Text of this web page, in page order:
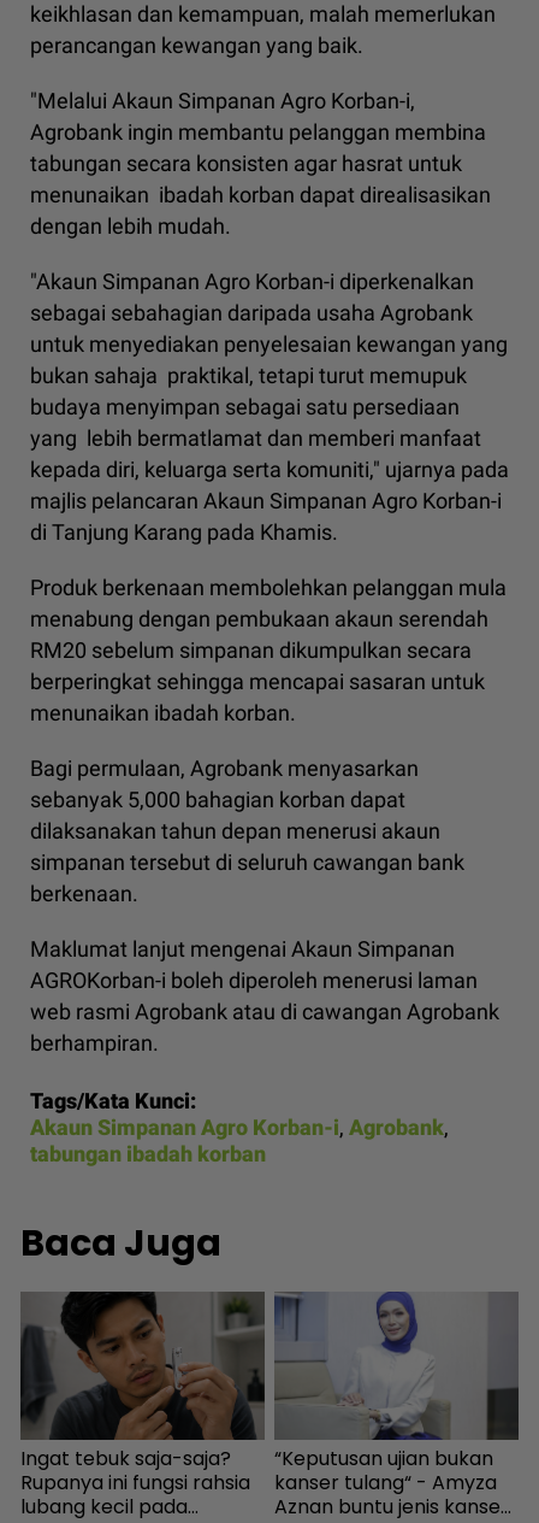
keikhlasan dan kemampuan, malah memerlukan
perancangan kewangan yang baik.
"Melalui Akaun Simpanan Agro Korban-i,
Agrobank ingin membantu pelanggan membina
tabungan secara konsisten agar hasrat untuk
menunaikan ibadah korban dapat direalisasikan
dengan lebih mudah.
"Akaun Simpanan Agro Korban-i diperkenalkan
sebagai sebahagian daripada usaha Agrobank
untuk menyediakan penyelesaian kewangan yang
bukan sahaja praktikal, tetapi turut memupuk
budaya menyimpan sebagai satu persediaan
yang lebih bermatlamat dan memberi manfaat
kepada diri, keluarga serta komuniti," ujarnya pada
majlis pelancaran Akaun Simpanan Agro Korban-i
di Tanjung Karang pada Khamis.
Produk berkenaan membolehkan pelanggan mula
menabung dengan pembukaan akaun serendah
RM20 sebelum simpanan dikumpulkan secara
berperingkat sehingga mencapai sasaran untuk
menunaikan ibadah korban.
Bagi permulaan, Agrobank menyasarkan
sebanyak 5,000 bahagian korban dapat
dilaksanakan tahun depan menerusi akaun
simpanan tersebut di seluruh cawangan bank
berkenaan.
Maklumat lanjut mengenai Akaun Simpanan
AGROKorban-i boleh diperoleh menerusi laman
web rasmi Agrobank atau di cawangan Agrobank
berhampiran.
Tags/Kata Kunci:
Akaun Simpanan Agro Korban-i, Agrobank,
tabungan ibadah korban
Baca Juga
Ingat tebuk saja-saja?
Rupanya ini fungsi rahsia
lubang kecil pada
“Keputusan ujian bukan
kanser tulang“ - Amyza
Aznan buntu jenis kanser